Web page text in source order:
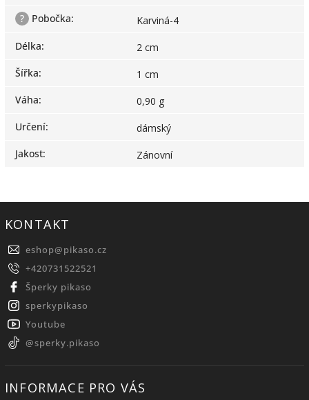
?
Pobočka:
Karviná-4
Délka:
2 cm
Šířka:
1 cm
Váha:
0,90 g
Určení:
dámský
Jakost: Zánovní
KONTAKT
eshop@pikaso.cz
+420731522521
Šperky pikaso
sperkypikaso
Youtube
@sperky.pikaso
INFORMACE PRO VÁS